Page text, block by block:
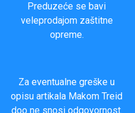
Preduzeće se bavi
veleprodajom zaštitne
opreme.
Za eventualne greške u
opisu artikala Makom Treid
doo ne snosi odgovornost.